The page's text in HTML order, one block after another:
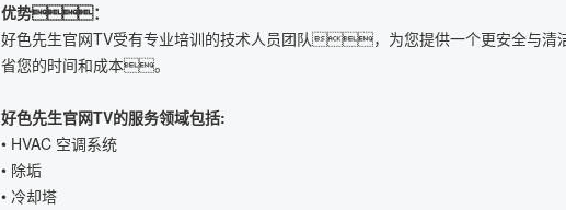
优势：
好色先生官网TV受有专业培训的技术人员团队，为您提供一个更安全与
省您的时间和成本。
好色先生官网TV的服务领域包括:
• HVAC 空调系统
• 除垢
• 冷却塔